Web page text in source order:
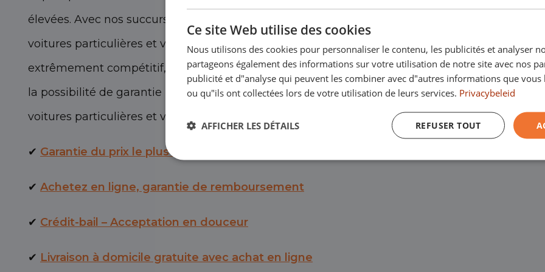
élevées. Avec nos succursales, nous vendons environ 3 000
voitures particulières et véhicules utilitaires par an à un prix
extrêmement compétitif, avec unegarantie du prix le plus baset
la possibilité de garantie BOVAG. Eurocars dispose d'environ 950
voitures particulières et véhicules utilitaires en stock permanent.
✔ Garantie du prix le plus bas
✔ Achetez en ligne, garantie de remboursement
✔ Crédit-bail – Acceptation en douceur
✔ Livraison à domicile gratuite avec achat en ligne
Emopad 29, 5663
Varenschut 7, 5705
Nous sommes à
Ce site Web utilise des cookies
Nous utilisons des cookies pour personnaliser le contenu, les publicités et analyser
partageons également des informations sur votre utilisation de notre site avec nos
publicité et d"analyse qui peuvent les combiner avec d"autres informations que vous
ou qu"ils ont collectées lors de votre utilisation de leurs services. Privacybeleid
REFUSER TOUT
AFFICHER LES DÉTAILS